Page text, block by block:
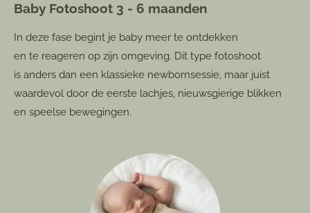
Baby Fotoshoot 3 - 6 maanden
In deze fase begint je baby meer te ontdekken
en te reageren op zijn omgeving. Dit type fotoshoot
is anders dan een klassieke newbornsessie, maar juist
waardevol door de eerste lachjes, nieuwsgierige blikken
en speelse bewegingen.